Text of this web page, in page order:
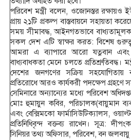
পরিবেশ মন্ত্রী বলেন, ওজোনস্তর
প্রায় ২১টি প্রকল্প বাস্তবায়নে সহায়তা
সময় সীমাবদ্ধ, আইনগতভাবে বাধ্যতামূলক
সকল দেশ এটি স্বাক্ষর করত: বিশেষ
আমরা এ ব্যাপারে আরো যত্নবান এবং
বাধ্যবাধকতা মেনে চলতে প্রতিশ্রুতিবদ্ধ।
দেশের জনগণের সক্রিয় সহযোগিতায়
প্রতিরোধে আরও কার্যকরী পদক্ষেপ গ্রহণে
সেমিনারে অন্যান্যের মধ্যে পরিবেশ
মোঃ হুমায়ুন কবির, পরিচালক(বায়ুমান
এবং বেক্সিমকো ফার্মাসিউটিক্যালস,
প্রতিনিধিবৃন্দ বক্তব্য রাখেন। সূত্র:
সিনিয়র তথ্য অফিসার, পরিবেশ, বন জলবায়ু